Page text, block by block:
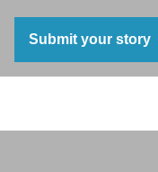
Submit your story